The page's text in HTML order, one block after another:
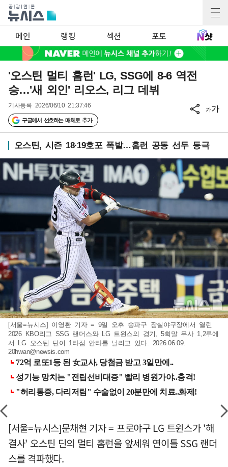
메인 랭킹 섹션 포토
'오스틴 멀티 홈런' LG, SSG에 8-6 역전
승…'새 외인' 리오스, 리그 데뷔
기사등록 2026/06/10 21:37:46
구글에서 선호하는 매체로 추가
가가
오스틴, 시즌 18·19호포 폭발…홈런 공동 선두 등극
[서울=뉴시스] 이영환 기자 = 9일 오후 송파구 잠실야구장에서 열린
2026 KBO리그 SSG 랜더스와 LG 트윈스의 경기, 5회말 무사 1,2루에
서 LG 오스틴 딘이 1타점 안타를 날리고 있다. 2026.06.09.
20hwan@newsis.com
[서울=뉴시스]문채현 기자 = 프로야구 LG 트윈스가 '해
결사' 오스틴 딘의 멀티 홈런을 앞세워 연이틀 SSG 랜더
스를 격파했다.